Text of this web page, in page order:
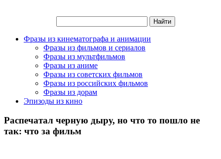
Фразы из кинематографа и анимации
Фразы из фильмов и сериалов
Фразы из мультфильмов
Фразы из аниме
Фразы из советских фильмов
Фразы из российских фильмов
Фразы из дорам
Эпизоды из кино
Распечатал черную дыру, но что то пошло не
так: что за фильм